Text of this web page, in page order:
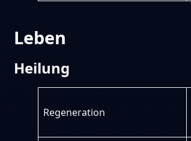
Leben
Heilung
Regeneration